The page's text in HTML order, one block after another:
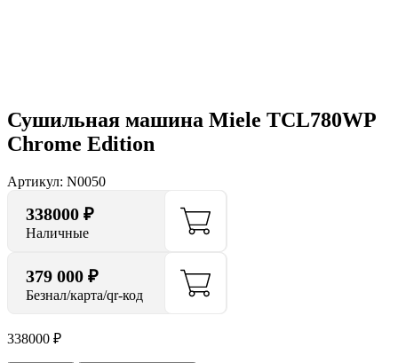
Сушильная машина Miele TCL780WP
Chrome Edition
Артикул: N0050
338000 ₽
Наличные
379 000 ₽
Безнал/карта/qr-код
338000 ₽